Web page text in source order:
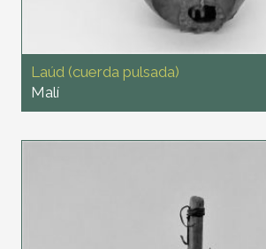
Laúd (cuerda pulsada)
Malí